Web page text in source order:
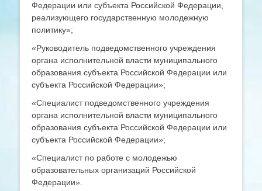
Федерации или субъекта Российской Федерации,
реализующего государственную молодежную
политику»;
«Руководитель подведомственного учреждения
органа исполнительной власти муниципального
образования субъекта Российской Федерации или
субъекта Российской Федерации»;
«Специалист подведомственного учреждения
органа исполнительной власти муниципального
образования субъекта Российской Федерации или
субъекта Российской Федерации»;
«Специалист по работе с молодежью
образовательных организаций Российской
Федерации».